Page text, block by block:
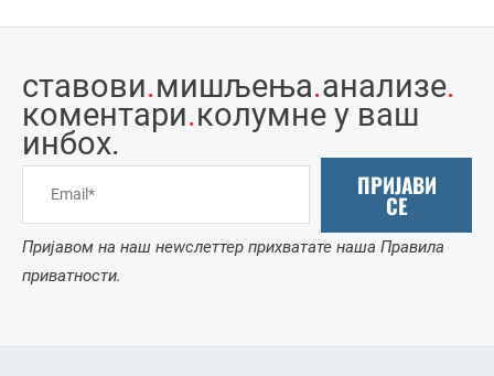
ставови.мишљења.анализе.
коментари.колумне у ваш
инбоx.
ПРИЈАВИ
СЕ
Пријавом на наш неwслеттер прихватате наша Правила
приватности.